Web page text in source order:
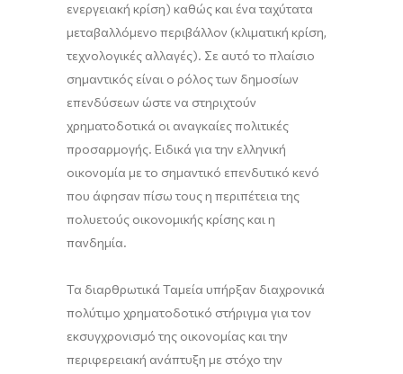
ενεργειακή κρίση) καθώς και ένα ταχύτατα
μεταβαλλόμενο περιβάλλον (κλιματική κρίση,
τεχνολογικές αλλαγές). Σε αυτό το πλαίσιο
σημαντικός είναι ο ρόλος των δημοσίων
επενδύσεων ώστε να στηριχτούν
χρηματοδοτικά οι αναγκαίες πολιτικές
προσαρμογής. Ειδικά για την ελληνική
οικονομία με το σημαντικό επενδυτικό κενό
που άφησαν πίσω τους η περιπέτεια της
πολυετούς οικονομικής κρίσης και η
πανδημία.
Τα διαρθρωτικά Ταμεία υπήρξαν διαχρονικά
πολύτιμο χρηματοδοτικό στήριγμα για τον
εκσυγχρονισμό της οικονομίας και την
περιφερειακή ανάπτυξη με στόχο την